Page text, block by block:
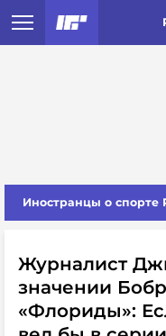
Иностранцы о спорте
Журналист
значении
«Флориды»: